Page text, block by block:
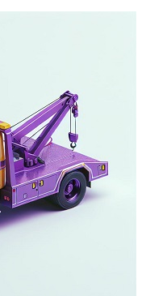
эвакуаторы-
для
С их помощью, мы
автомобили, так и
виды транспорта.
гибкость и
наших клиентов.